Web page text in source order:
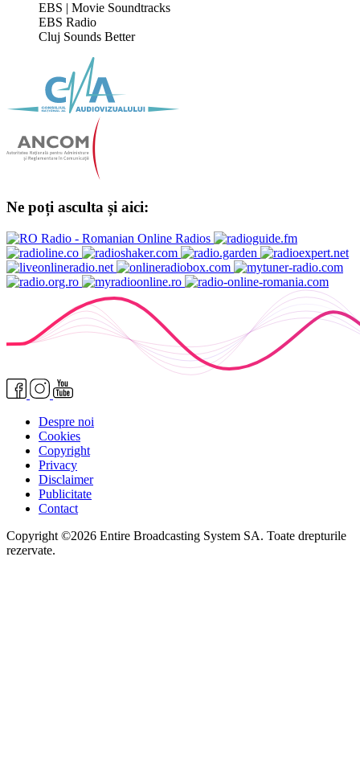
EBS | Movie Soundtracks
EBS Radio
Cluj Sounds Better
Ne poți asculta și aici:
Despre noi
Cookies
Copyright
Privacy
Disclaimer
Publicitate
Contact
Copyright ©2026 Entire Broadcasting System SA. Toate drepturile
rezervate.